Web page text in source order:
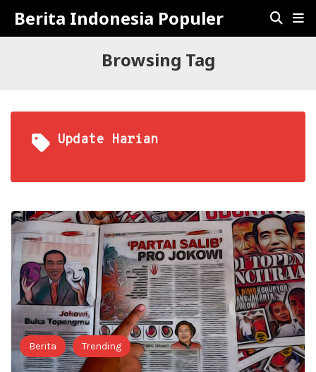
Berita Indonesia Populer
Browsing Tag
Update Harian
Berita Trending